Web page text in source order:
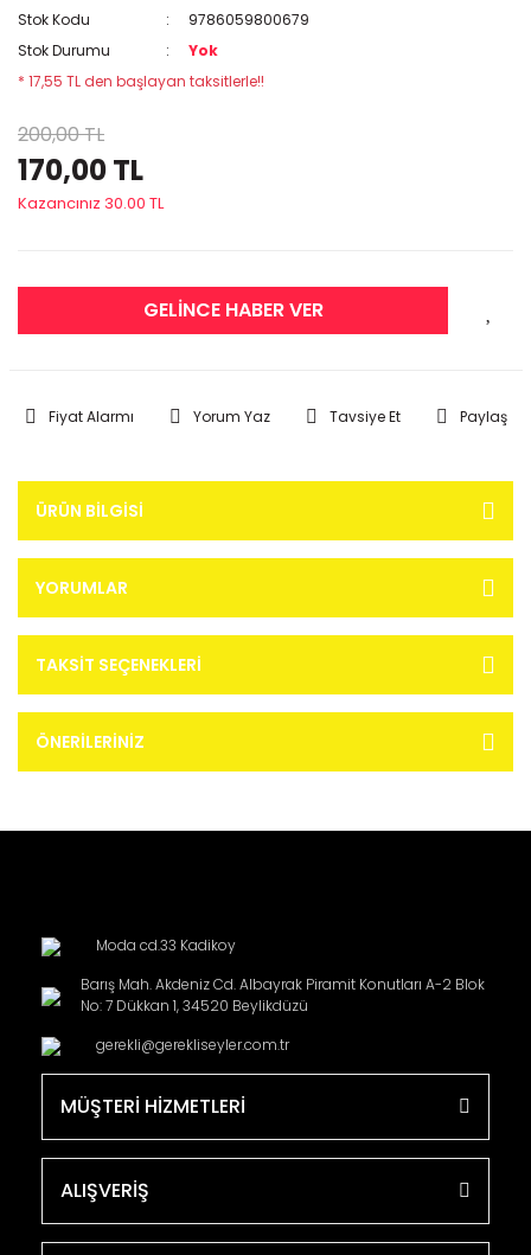
Stok Kodu
9786059800679
Stok Durumu
Yok
* 17,55 TL den başlayan taksitlerle!!
200,00 TL
170,00 TL
Kazancınız 30.00 TL
GELİNCE HABER VER
Fiyat Alarmı Yorum Yaz Tavsiye Et Paylaş
ÜRÜN BILGISI
YORUMLAR
TAKSIT SEÇENEKLERI
ÖNERILERINIZ
Moda cd.33 Kadikoy
Barış Mah. Akdeniz Cd. Albayrak Piramit Konutları A-2 Blok
No: 7 Dükkan 1, 34520 Beylikdüzü
gerekli@gerekliseyler.com.tr
MÜŞTERİ HİZMETLERİ
ALIŞVERİŞ